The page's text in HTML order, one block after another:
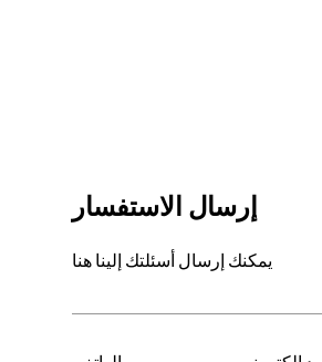
إرسال الاستفسار
يمكنك إرسال أسئلتك إلينا هنا